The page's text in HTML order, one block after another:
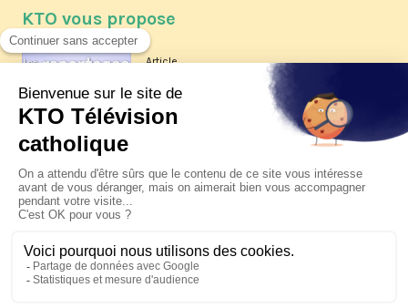
KTO vous propose
Article
Les reportages d'été 2026 de KTO
La visite pastorale du pape Léon
XIV à Assise à suivre sur KTO le
jeudi 6 août
Le pape en Uruguay, Argentine et
Pérou du 6 au 17 novembre 2026